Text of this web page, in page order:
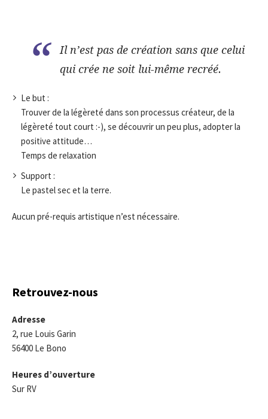
Il n’est pas de création sans que celui
qui crée ne soit lui-même recréé.
Le but :
Trouver de la légèreté dans son processus créateur, de la
légèreté tout court :-), se découvrir un peu plus, adopter la
positive attitude…
Temps de relaxation
Support :
Le pastel sec et la terre.
Aucun pré-requis artistique n’est nécessaire.
Retrouvez-nous
Adresse
2, rue Louis Garin
56400 Le Bono
Heures d’ouverture
Sur RV